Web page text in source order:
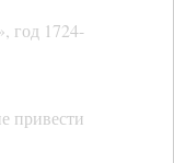
год 1724-
привести